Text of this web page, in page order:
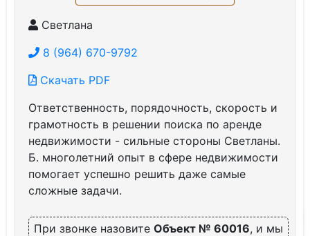
Светлана
8 (964) 670-9792
Скачать PDF
Ответственность, порядочность, скорость и
грамотность в решении поиска по аренде
недвижимости - сильные стороны Светланы.
Б. многолетний опыт в сфере недвижимости
помогает успешно решить даже самые
сложные задачи.
При звонке назовите Объект № 60016, и мы